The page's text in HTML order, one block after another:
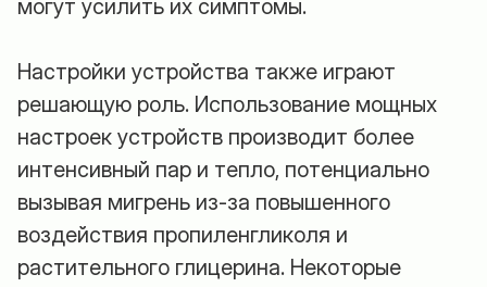
могут усилить их симптомы.
Настройки устройства также играют
решающую роль. Использование мощных
настроек устройств производит более
интенсивный пар и тепло, потенциально
вызывая мигрень из-за повышенного
воздействия пропиленгликоля и
растительного глицерина. Некоторые